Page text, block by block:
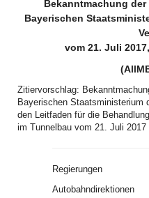
Bekanntmachung
Bayerischen
vom 21. Juli
Zitiervorschlag:
Bayerischen Staatsministerium
den Leitfaden für die
im Tunnelbau vom 21. Juli
Regierungen
Autobahndirektionen